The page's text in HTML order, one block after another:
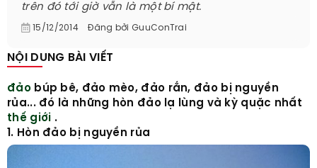
trên đó tới giờ vẫn là một bí mật.
15/12/2014 Đăng bởi GuuConTrai
NỘI DUNG BÀI VIẾT
đảobúp bê, đảo mèo, đảo rắn, đảo bị nguyền
rủa... đó là những hòn đảo lạ lùng và kỳ quặc nhất
thế giới .
1. Hòn đảo bị nguyền rủa